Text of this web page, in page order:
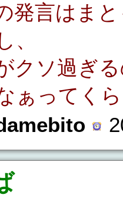
発言はま
、
クソ過ぎ
ぁってく